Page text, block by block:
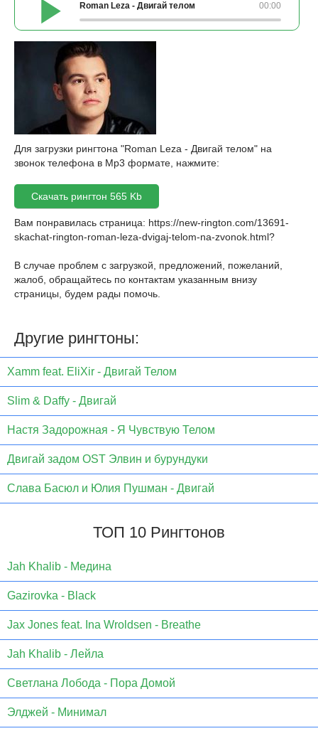
00:00
Roman Leza - Двигай телом
Для загрузки рингтона "Roman Leza - Двигай телом" на
звонок телефона в Mp3 формате, нажмите:
Скачать рингтон 565 Kb
Вам понравилась страница: https://new-rington.com/13691-
skachat-rington-roman-leza-dvigaj-telom-na-zvonok.html?
В случае проблем с загрузкой, предложений, пожеланий,
жалоб, обращайтесь по контактам указанным внизу
страницы, будем рады помочь.
Другие рингтоны:
Xamm feat. EliXir - Двигай Телом
Slim & Daffy - Двигай
Настя Задорожная - Я Чувствую Телом
Двигай задом OST Элвин и бурундуки
Слава Басюл и Юлия Пушман - Двигай
ТОП 10 Рингтонов
Jаh Khаlib - Медина
Gazirovka - Black
Jax Jones feat. Ina Wroldsen - Breathe
Jah Khalib - Лейла
Светлана Лобода - Пора Домой
Элджей - Минимал